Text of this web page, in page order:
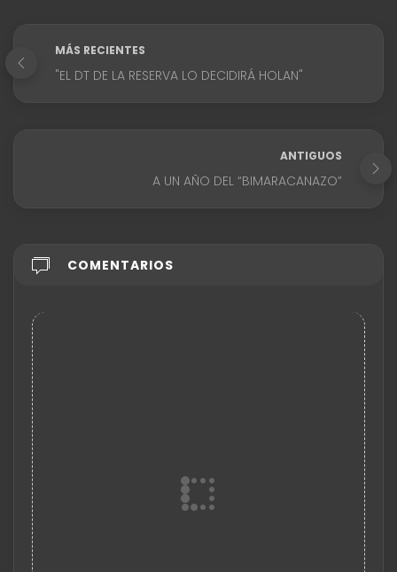
MÁS RECIENTES
"EL DT DE LA RESERVA LO DECIDIRÁ HOLAN"
ANTIGUOS
A UN AÑO DEL “BIMARACANAZO”
COMENTARIOS